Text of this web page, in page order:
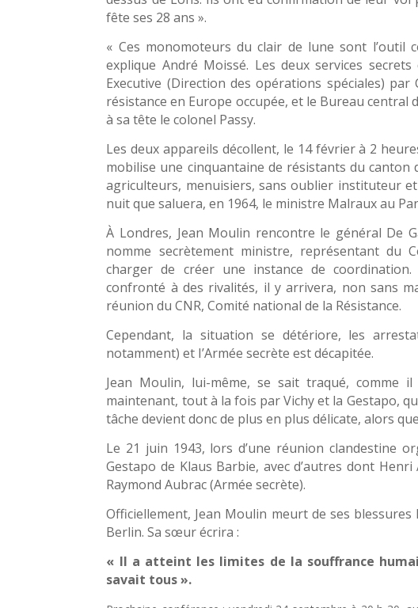
fête ses 28 ans ».
« Ces monomoteurs du clair de lune sont l’outil
explique André Moissé. Les deux services
Executive (Direction des opérations spéciales)
résistance en Europe occupée, et le Bureau central
à sa tête le colonel Passy.
Les deux appareils décollent, le 14 février à 2
mobilise une cinquantaine de résistants du canton
agriculteurs, menuisiers, sans oublier instituteur
nuit que saluera, en 1964, le ministre Malraux au
À Londres, Jean Moulin rencontre le général De
nomme secrètement ministre, représentant du
charger de créer une instance de
confronté à des rivalités, il y arrivera, non sans
réunion du CNR, Comité national de la Résistance.
Cependant, la situation se détériore, les
notamment) et I’Armée secrète est décapitée.
Jean Moulin, lui-même, se sait traqué, comme
maintenant, tout à la fois par Vichy et la Gestapo,
tâche devient donc de plus en plus délicate, alors
Le 21 juin 1943, lors d’une réunion clandestine
Gestapo de Klaus Barbie, avec d’autres dont
Raymond Aubrac (Armée secrète).
Officiellement, Jean Moulin meurt de ses
Berlin. Sa sœur écrira :
« Il a atteint les limites de la souffrance
savait tous ».